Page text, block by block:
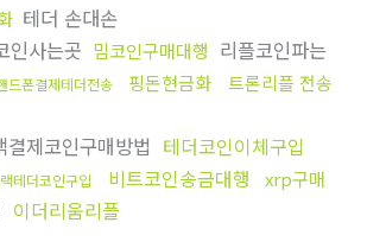
테더 손대손
인사는곳 밈코인구매대행 리플코인파는
드폰결제테더전송 핑돈현금화
트론리플 전송
결제코인구매방법 테더코인이체구입
테더코인구입 비트코인송금대행 xrp구매
이더리움리플